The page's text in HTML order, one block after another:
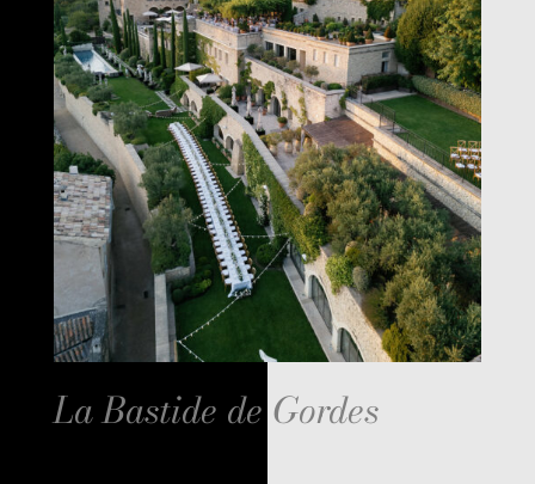
La Bastide de Gordes